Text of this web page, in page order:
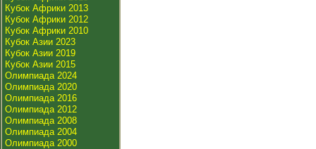
Кубок Африки 2013
Кубок Африки 2012
Кубок Африки 2010
Кубок Азии 2023
Кубок Азии 2019
Кубок Азии 2015
Олимпиада 2024
Олимпиада 2020
Олимпиада 2016
Олимпиада 2012
Олимпиада 2008
Олимпиада 2004
Олимпиада 2000